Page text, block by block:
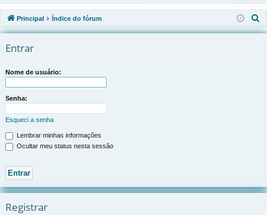
ks
rá
pi
os
u
ns
ra
r
ist
ra
Principal Índice do fórum
e
Entrar
Nome de usuário:
Senha:
Esqueci a senha
Lembrar minhas informações
Ocultar meu status nesta sessão
Registrar